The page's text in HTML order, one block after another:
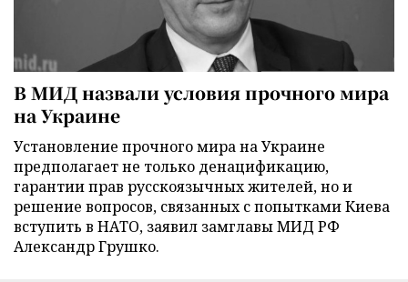
В МИД назвали условия прочного мира
на Украине
Установление прочного мира на Украине
предполагает не только денацификацию,
гарантии прав русскоязычных жителей, но и
решение вопросов, связанных с попытками Киева
вступить в НАТО, заявил замглавы МИД РФ
Александр Грушко.